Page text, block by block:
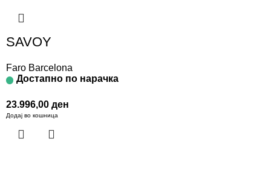
SAVOY
Faro Barcelona
Достапно по нарачка
23.996,00 ден
Додај во кошница